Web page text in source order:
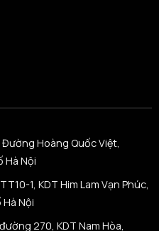
Hoàng Quốc Việt,
Hà Nội
1, KDT Him Lam Vạn Phúc,
Nội
270, KDT Nam Hòa,